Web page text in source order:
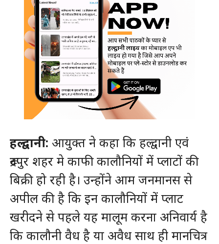
हल्द्वानी: आयुक्त ने कहा कि हल्द्वानी एवं
रूद्रपुर शहर मे काफी कालौनियों में प्लाटों की
बिक्री हो रही है। उन्होंने आम जनमानस से
अपील की है कि इन कालौनियों में प्लाट
खरीदने से पहले यह मालूम करना अनिवार्य है
कि कालौनी वैध है या अवैध साथ ही मानचित्र